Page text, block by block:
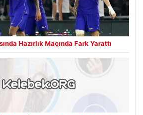
Hazırlık Maçında Fark Yarattı